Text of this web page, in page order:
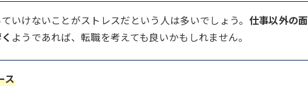
いけないことがストレスだという人は多いでしょう。 仕事以外の面
ようであれば、転職を考えても良いかもしれません。
ス